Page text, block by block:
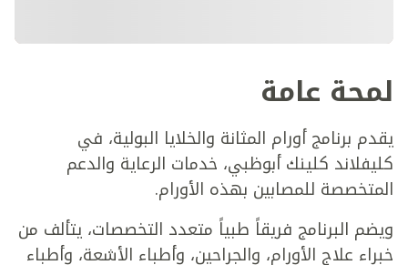
لمحة عامة
يقدم برنامج أورام المثانة والخلايا البولية، في
كليفلاند كلينك أبوظبي، خدمات الرعاية والدعم
المتخصصة للمصابين بهذه الأورام.
ويضم البرنامج فريقاً طبياً متعدد التخصصات، يتألف من
خبراء علاج الأورام، والجراحين، وأطباء الأشعة، وأطباء